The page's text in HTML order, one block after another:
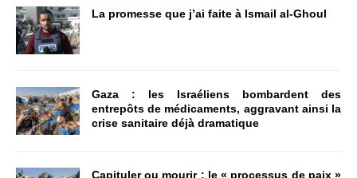
La promesse que j’ai faite à Ismail al-Ghoul
Gaza : les Israéliens bombardent des
entrepôts de médicaments, aggravant ainsi la
crise sanitaire déjà dramatique
Capituler ou mourir : le « processus de paix »